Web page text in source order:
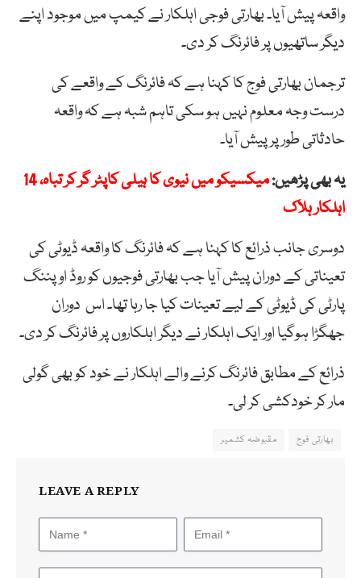
واقعہ پیش آیا۔ بھارتی فوجی اہلکار نے کیمپ میں موجود اپنے
دیگر ساتھیوں پر فائرنگ کر دی۔
ترجمان بھارتی فوج کا کہنا ہے کہ فائرنگ کے واقعے کی
درست وجہ معلوم نہیں ہو سکی تاہم شبہ ہے کہ واقعہ
حادثاتی طور پر پیش آیا۔
یہ بھی پڑھیں:
میکسیکو میں نیوی کا ہیلی کاپٹر گر کر تباہ، 14
اہلکار ہلاک
دوسری جانب ذرائع کا کہنا ہے کہ فائرنگ کا واقعہ ڈیوٹی کی
تعیناتی کے دوران پیش آیا جب بھارتی فوجیوں کو روڈ اوپننگ
پارٹی کی ڈیوٹی کے لیے تعینات کیا جا رہا تھا۔ اس دوران
جھگڑا ہوگیا اور ایک اہلکار نے دیگر اہلکاروں پر فائرنگ کر دی۔
ذرائع کے مطابق فائرنگ کرنے والے اہلکار نے خود کو بھی گولی
مار کر خودکشی کر لی۔
بھارتی فوج مقبوضہ کشمیر
LEAVE A REPLY